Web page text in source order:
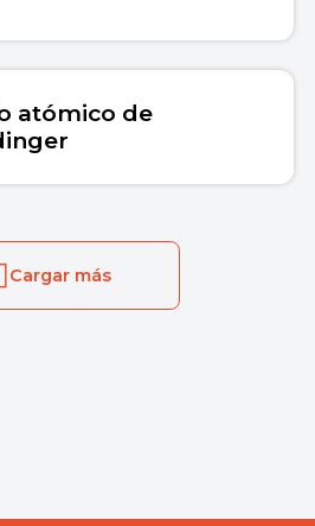
atómico de
Cargar más